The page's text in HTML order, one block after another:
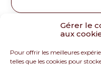
Gérer le
aux
Pour offrir les meilleures
telles que les cookies pour